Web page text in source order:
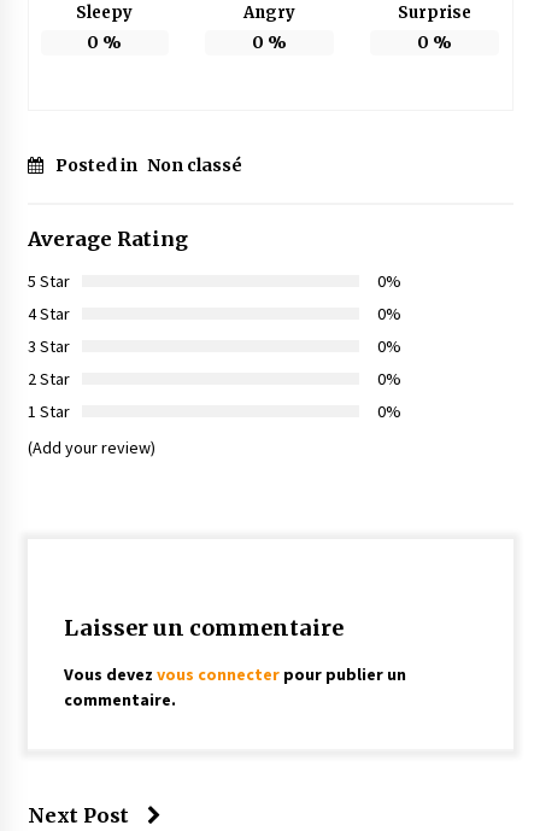
Sleepy
0 %
Angry
0 %
Surprise
0 %
Posted in Non classé
Average Rating
5 Star
0%
4 Star
0%
3 Star
0%
2 Star
0%
1 Star
0%
(Add your review)
Laisser un commentaire
Vous devez vous connecterpour publier un
commentaire.
Next Post